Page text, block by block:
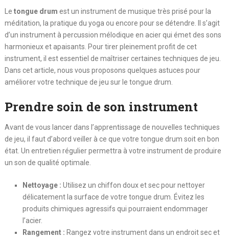
Le tongue drum est un instrument de musique très prisé pour la
méditation, la pratique du yoga ou encore pour se détendre. Il s’agit
d’un instrument à percussion mélodique en acier qui émet des sons
harmonieux et apaisants. Pour tirer pleinement profit de cet
instrument, il est essentiel de maîtriser certaines techniques de jeu.
Dans cet article, nous vous proposons quelques astuces pour
améliorer votre technique de jeu sur le tongue drum.
Prendre soin de son instrument
Avant de vous lancer dans l’apprentissage de nouvelles techniques
de jeu, il faut d’abord veiller à ce que votre tongue drum soit en bon
état. Un entretien régulier permettra à votre instrument de produire
un son de qualité optimale.
Nettoyage : Utilisez un chiffon doux et sec pour nettoyer
délicatement la surface de votre tongue drum. Évitez les
produits chimiques agressifs qui pourraient endommager
l’acier.
Rangement : Rangez votre instrument dans un endroit sec et